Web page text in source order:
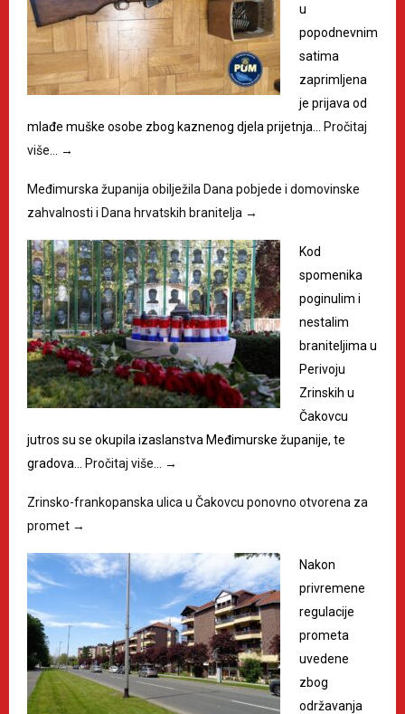
u
popodnevnim
satima
zaprimljena
je prijava od
mlađe muške osobe zbog kaznenog djela prijetnja… Pročitaj
više…
→
Međimurska županija obilježila Dana pobjede i domovinske
zahvalnosti i Dana hrvatskih branitelja →
Kod
spomenika
poginulim i
nestalim
braniteljima u
Perivoju
Zrinskih u
Čakovcu
jutros su se okupila izaslanstva Međimurske županije, te
gradova… Pročitaj više… →
Zrinsko-frankopanska ulica u Čakovcu ponovno otvorena za
promet →
Nakon
privremene
regulacije
prometa
uvedene
zbog
održavanja